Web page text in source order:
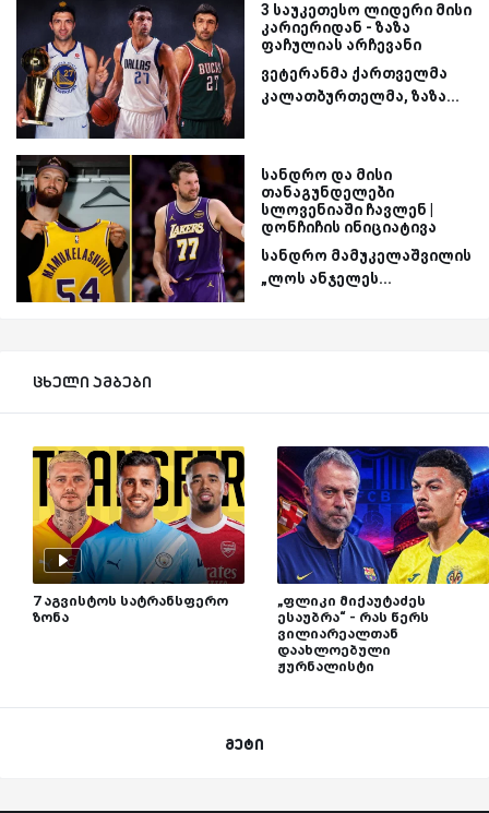
3 საუკეთესო ლიდერი მისი
კარიერიდან - ზაზა
ფაჩულიას არჩევანი
ვეტერანმა ქართველმა
კალათბურთელმა, ზაზა...
სანდრო და მისი
თანაგუნდელები
სლოვენიაში ჩავლენ |
დონჩიჩის ინიციატივა
სანდრო მამუკელაშვილის
„ლოს ანჯელეს...
ცხელი ამბები
7 აგვისტოს სატრანსფერო
ზონა
„ფლიკი მიქაუტაძეს
ესაუბრა“ - რას წერს
ვილიარეალთან
დაახლოებული
ჟურნალისტი
მეტი